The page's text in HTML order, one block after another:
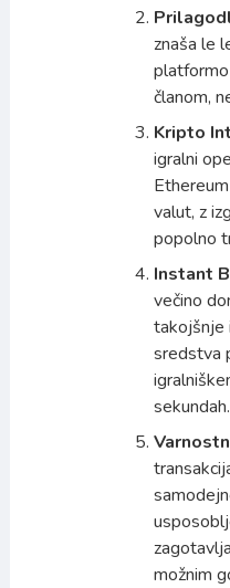
znaša le
članom,
Kripto
igralni
valut, z
popolno
Instant
večino
takojšnje
sredstva
sekundah.
možnim